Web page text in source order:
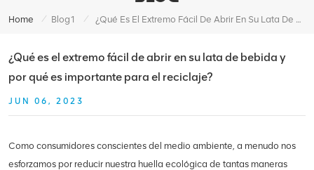
Home / Blog1 / ¿Qué Es El Extremo Fácil De Abrir En Su Lata De Bebida Y Por Qué Es Importante Para El Reciclaje?
¿Qué es el extremo fácil de abrir en su lata de bebida y
por qué es importante para el reciclaje?
JUN 06, 2023
Como consumidores conscientes del medio ambiente, a menudo nos
esforzamos por reducir nuestra huella ecológica de tantas maneras